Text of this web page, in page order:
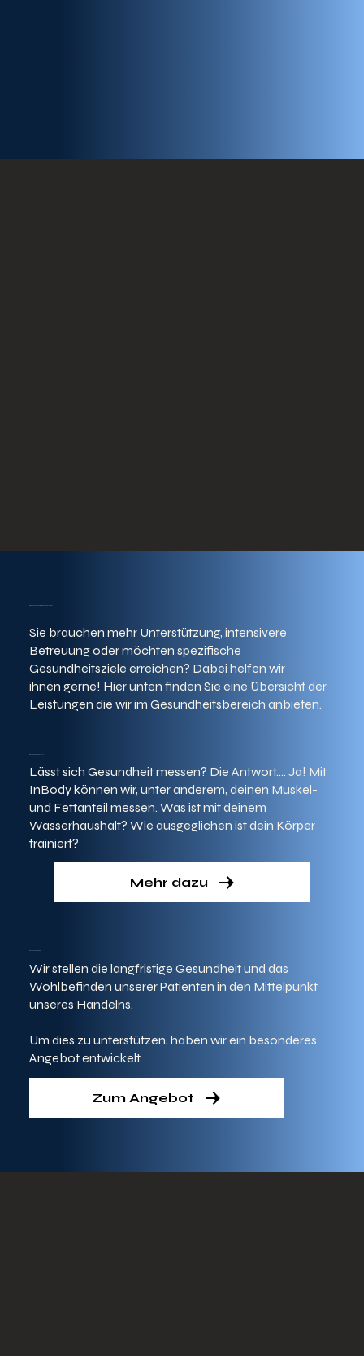
Lässt sich Gesundheit messen? Die Antwort…. Ja! Mit
InBody können wir, unter anderem, deinen Muskel-
und Fettanteil messen. Was ist mit deinem
Wasserhaushalt? Wie ausgeglichen ist dein Körper
trainiert?
Mehr dazu
Wir stellen die langfristige Gesundheit und das
Wohlbefinden unserer Patienten in den Mittelpunkt
unseres Handelns.
Um dies zu unterstützen, haben wir ein besonderes
Angebot entwickelt.
Zum Angebot
Sie brauchen mehr Unterstützung, intensivere
Betreuung oder möchten spezifische
Gesundheitsziele erreichen? Dabei helfen wir
ihnen gerne! Hier unten finden Sie eine Übersicht der
Leistungen die wir im Gesundheitsbereich anbieten.